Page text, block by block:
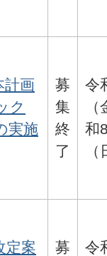
計画
ク
実施
募
集
終
了
令
和
定案
募
令